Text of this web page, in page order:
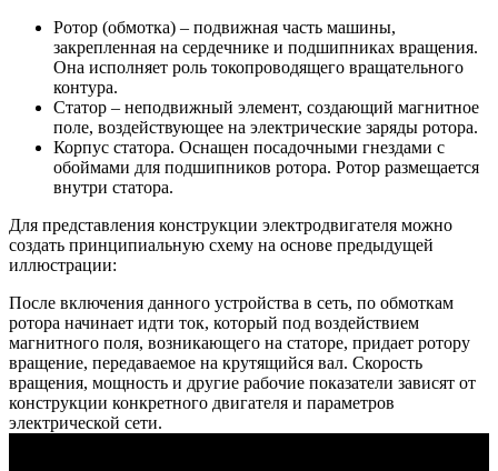
Ротор (обмотка) – подвижная часть машины,
закрепленная на сердечнике и подшипниках вращения.
Она исполняет роль токопроводящего вращательного
контура.
Статор – неподвижный элемент, создающий магнитное
поле, воздействующее на электрические заряды ротора.
Корпус статора. Оснащен посадочными гнездами с
обоймами для подшипников ротора. Ротор размещается
внутри статора.
Для представления конструкции электродвигателя можно
создать принципиальную схему на основе предыдущей
иллюстрации:
После включения данного устройства в сеть, по обмоткам
ротора начинает идти ток, который под воздействием
магнитного поля, возникающего на статоре, придает ротору
вращение, передаваемое на крутящийся вал. Скорость
вращения, мощность и другие рабочие показатели зависят от
конструкции конкретного двигателя и параметров
электрической сети.